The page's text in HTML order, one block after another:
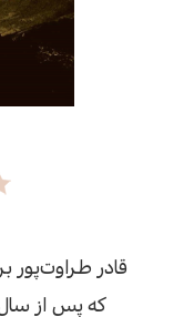
قادر طراوت‌پور
که پس از